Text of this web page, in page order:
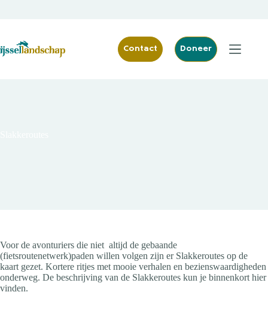
Contact Doneer
Voor de avonturiers die niet altijd de gebaande
(fietsroutenetwerk)paden willen volgen zijn er Slakkeroutes op de
kaart gezet. Kortere ritjes met mooie verhalen en bezienswaardigheden
onderweg. De beschrijving van de Slakkeroutes kun je binnenkort hier
vinden.